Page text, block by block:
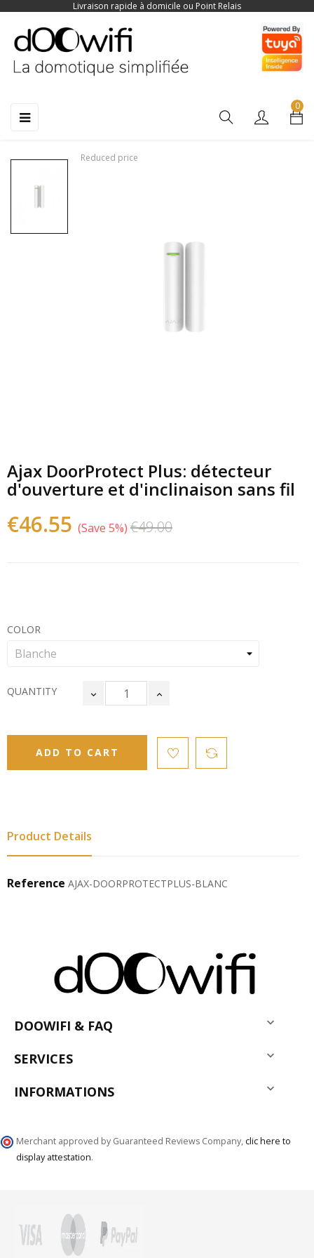
Livraison rapide à domicile ou Point Relais
Toggle
☰
0
Reduced price
Ajax DoorProtect Plus: détecteur
d'ouverture et d'inclinaison sans fil
€46.55 Save 5% €49.00
COLOR
QUANTITY
ADD TO CART
Product Details
Reference AJAX-DOORPROTECTPLUS-BLANC
DOOWIFI & FAQ 
SERVICES 
INFORMATIONS 
Merchant approved by Guaranteed Reviews Company, clic here to
display attestation.